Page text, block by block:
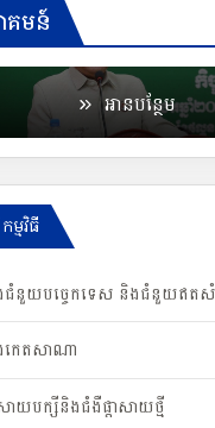
គមន៍
មន្ដ្រី គន់ គីម ណែនាំឲ្យត្រៀម
គ្រោះប្រជាពលរដ្ឋពេលមានគ្
អានបន្ថែម
ម្មវិធី
ជំនួយបច្ចេកទេស និងជំនួយឥ
កេតសាណា
ាយបក្សីនិងជំងឺផ្តាសាយថ្មី